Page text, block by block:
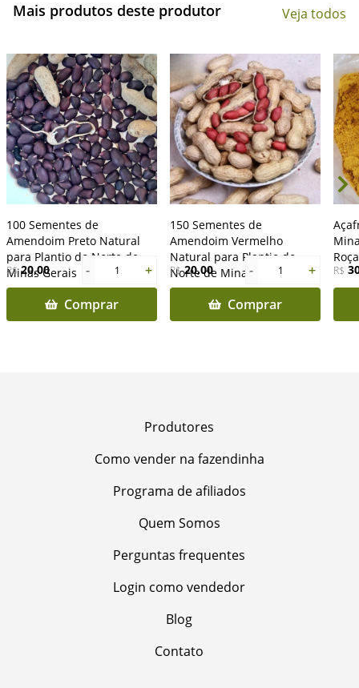
Mais produtos deste produtor Veja todos
100 Sementes de
Amendoim Preto Natural
para Plantio do Norte de
Minas Gerais
R$ 20,00 - 1
+
Comprar
150 Sementes de
Amendoim Vermelho
Natural para Plantio do
Norte de Minas Gerais
R$ 20,00 - 1
+
Comprar
R$
Produtores
Como vender na fazendinha
Programa de afiliados
Quem Somos
Perguntas frequentes
Login como vendedor
Blog
Contato